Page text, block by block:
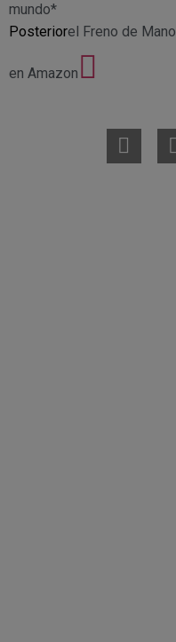
mundo*
Posteriorel Freno de
en Amazon